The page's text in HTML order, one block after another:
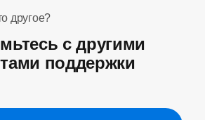
другое?
с другими
поддержки